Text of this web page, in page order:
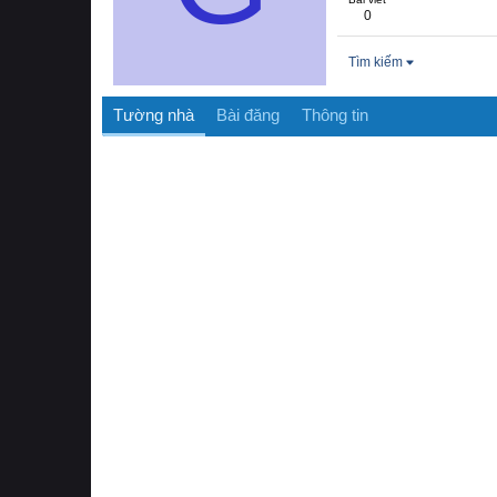
0
Tìm kiếm
Tường nhà Bài đăng Thông tin